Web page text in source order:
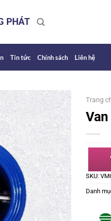
PHÁT
Tin tức Chính sách Liên hệ
Trang
SKU:
Danh